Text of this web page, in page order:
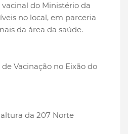
do Ministério da
no local, em parceria
da área da saúde.
Vacinação no Eixão do
altura da 207 Norte